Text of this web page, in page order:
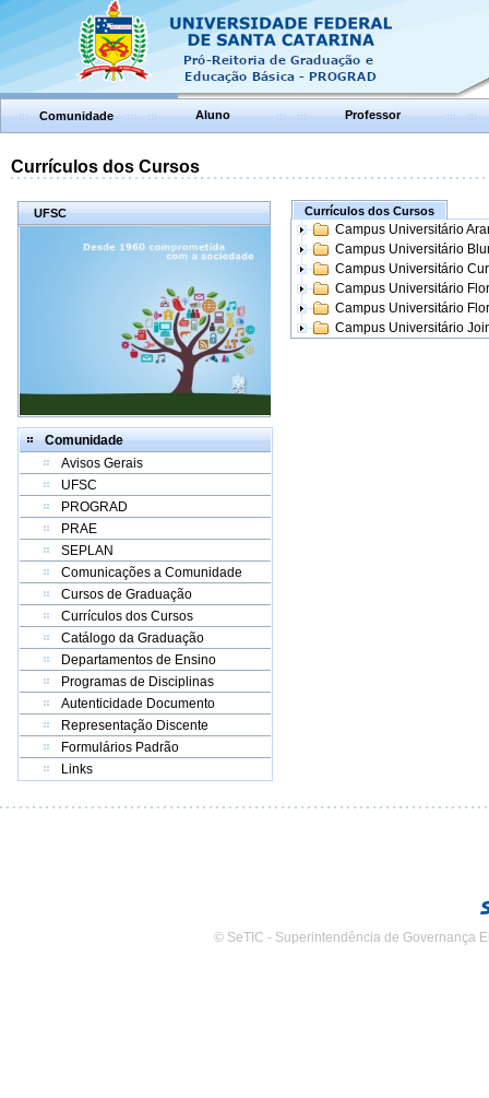
Comunidade Aluno Professor
Currículos dos Cursos
UFSC
Comunidade
Avisos Gerais
UFSC
PROGRAD
PRAE
SEPLAN
Comunicações a Comunidade
Cursos de Graduação
Currículos dos Cursos
Catálogo da Graduação
Departamentos de Ensino
Programas de Disciplinas
Autenticidade Documento
Representação Discente
Formulários Padrão
Links
Currículos dos Cursos
Campus Universitário
Campus Universitário
Campus Universitário
Campus Universitário
Campus Universitário
Campus Universitário
© SeTIC - Superintendência de Governança